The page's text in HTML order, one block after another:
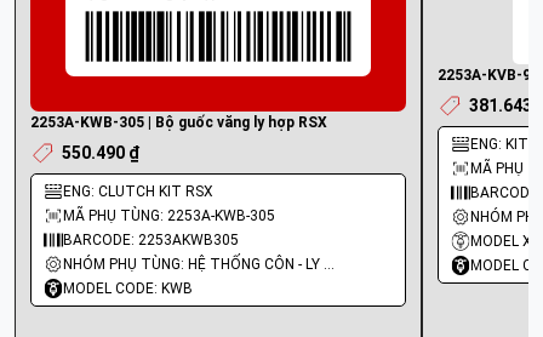
2253A-KWB-305 | Bộ guốc văng ly hợp RSX
550.490 ₫
ENG: CLUTCH KIT RSX
MÃ PHỤ TÙNG: 2253A-KWB-305
BARCODE: 2253AKWB305
NHÓM PHỤ TÙNG: HỆ THỐNG CÔN - LY HỢP - TRỤC SỐ - BÁNH RĂNG
MODEL CODE: KWB
2253A-KVB-
381.643
ENG: KIT |
MÃ PHỤ
MODEL
MODEL